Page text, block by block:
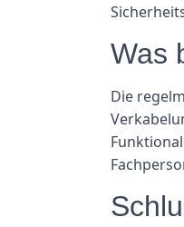
Was
Die